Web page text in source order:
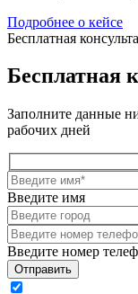
Подробнее о кейсе
Бесплатная
Бесплатная
Заполните данные
рабочих дней
Введите имя
Введите номер
Отправить